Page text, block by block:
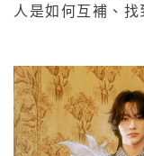
人是如何互補、